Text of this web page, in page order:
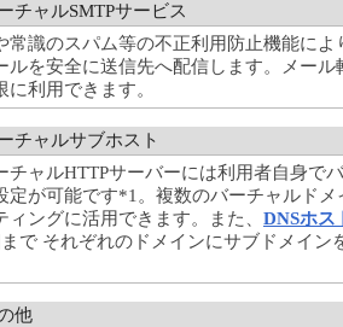
チャルSMTPサービス
常識のスパム等の不正利用防止機能に
ルを安全に送信先へ配信します。メー
に利用できます。
チャルサブホスト
チャルHTTPサーバーには利用者自身で
定が可能です*1。複数のバーチャルド
ィングに活用できます。また、 DNSホス
で それぞれのドメインにサブドメイン
他